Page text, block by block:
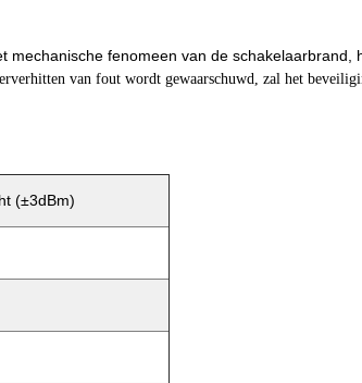
mechanische fenomeen van de schakelaarbrand,
van fout wordt gewaarschuwd, zal het
(±3dBm)